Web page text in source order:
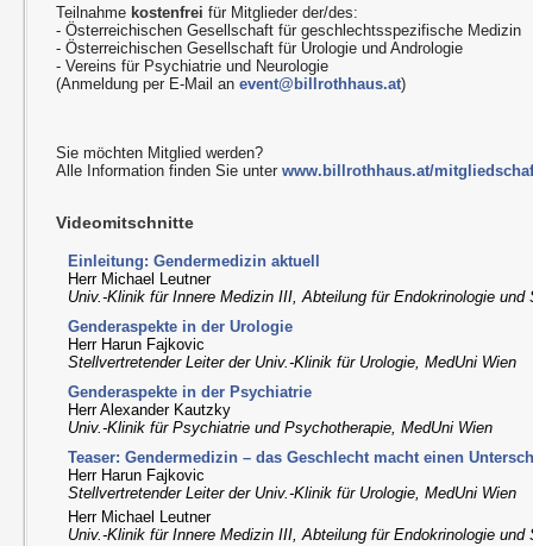
Teilnahme kostenfrei für Mitglieder der/des:
- Österreichischen Gesellschaft für geschlechtsspezifische Medizin
- Österreichischen Gesellschaft für Urologie und Andrologie
- Vereins für Psychiatrie und Neurologie
(Anmeldung per E-Mail anevent@billrothhaus.at)
Sie möchten Mitglied werden?
Alle Information finden Sie unterwww.billrothhaus.at/
Videomitschnitte
Einleitung: Gendermedizin aktuell
Herr Michael Leutner
Univ.-Klinik für Innere Medizin III, Abteilung für Endokrinologie
Genderaspekte in der Urologie
Herr Harun Fajkovic
Stellvertretender Leiter der Univ.-Klinik für Urologie, MedUni Wien
Genderaspekte in der Psychiatrie
Herr Alexander Kautzky
Univ.-Klinik für Psychiatrie und Psychotherapie, MedUni Wien
Teaser: Gendermedizin – das Geschlecht macht einen
Herr Harun Fajkovic
Stellvertretender Leiter der Univ.-Klinik für Urologie, MedUni Wien
Herr Michael Leutner
Univ.-Klinik für Innere Medizin III, Abteilung für Endokrinologie